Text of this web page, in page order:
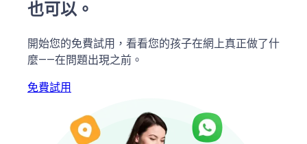
也可以。
開始您的免費試用，看看您的孩子在網上真正做了什
麼——在問題出現之前。
免費試用